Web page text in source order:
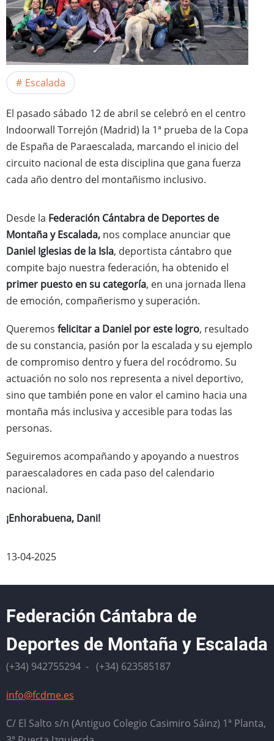
Escalada
El pasado sábado 12 de abril se celebró en el centro
Indoorwall Torrejón (Madrid) la 1ª prueba de la Copa
de España de Paraescalada, marcando el inicio del
circuito nacional de esta disciplina que gana fuerza
cada año dentro del montañismo inclusivo.
Desde la Federación Cántabra de Deportes de
Montaña y Escalada, nos complace anunciar que
Daniel Iglesias de la Isla, deportista cántabro que
compite bajo nuestra federación, ha obtenido el
primer puesto en su categoría, en una jornada llena
de emoción, compañerismo y superación.
Queremos felicitar a Daniel por este logro, resultado
de su constancia, pasión por la escalada y su ejemplo
de compromiso dentro y fuera del rocódromo. Su
actuación no solo nos representa a nivel deportivo,
sino que también pone en valor el camino hacia una
montaña más inclusiva y accesible para todas las
personas.
Seguiremos acompañando y apoyando a nuestros
paraescaladores en cada paso del calendario
nacional.
¡Enhorabuena, Dani!
13-04-2025
Federación Cántabra de
Deportes de Montaña y Escalada
(+34) 942755294 - (+34) 623585187
info@fcdme.es
C/ El Salto s/n (Antiguo Colegio Casimiro Sáinz) 1ª Planta,